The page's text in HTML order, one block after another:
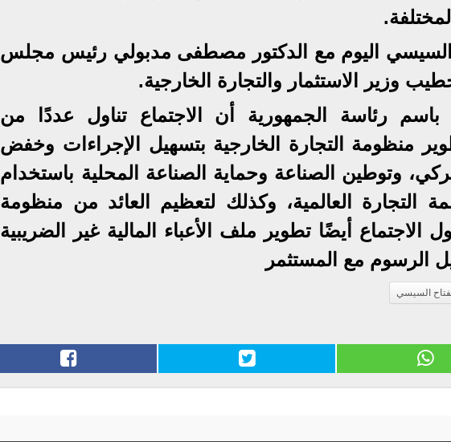
السيسي اليوم مع الدكتور مصطفى مدبولي رئيس مجلس
وزير الاستثمار والتجارة الخارجية.
رئاسة الجمهورية أن الاجتماع تناول عددًا من
منظومة التجارة الخارجية بتسهيل الإجراءات وخفض
وتوطين الصناعة وحماية الصناعة المحلية باستخدام
التجارة العالمية، وكذلك لتعظيم العائد من منظومة
الاجتماع أيضًا تطوير ملف الأعباء المالية غير الضريبية
الرسوم مع المستثمر
السيسي